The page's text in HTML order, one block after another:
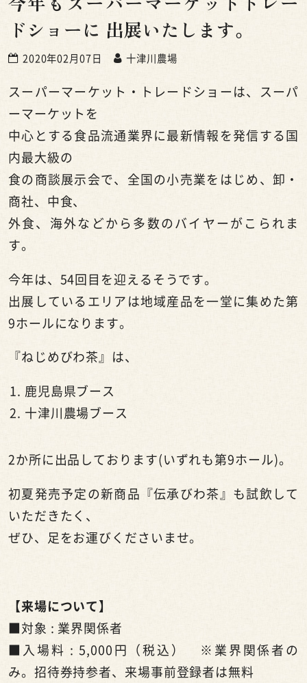
ドショーに 出展いたします。
2020年02月07日 十津川農場
スーパーマーケット・トレードショーは、スーパ
ーマーケットを
中心とする食品流通業界に最新情報を発信する国
内最大級の
食の商談展示会で、全国の小売業をはじめ、卸・
商社、中食、
外食、海外などから多数のバイヤーがこられま
す。
今年は、 54回目を迎えるそうです。
出展しているエリアは地域産品を一堂に集めた第
9ホールになります。
『ねじめびわ茶』は、
鹿児島県ブース
十津川農場ブース
2か所に出品しております(いずれも第9ホール)。
初夏発売予定の新商品『伝承びわ茶』も試飲して
いただきたく、
ぜひ、足をお運びくださいませ。
【来場について】
■対象 : 業界関係者
■入場料 : 5,000円（税込） ※業界関係者の
み。招待券持参者、来場事前登録者は無料